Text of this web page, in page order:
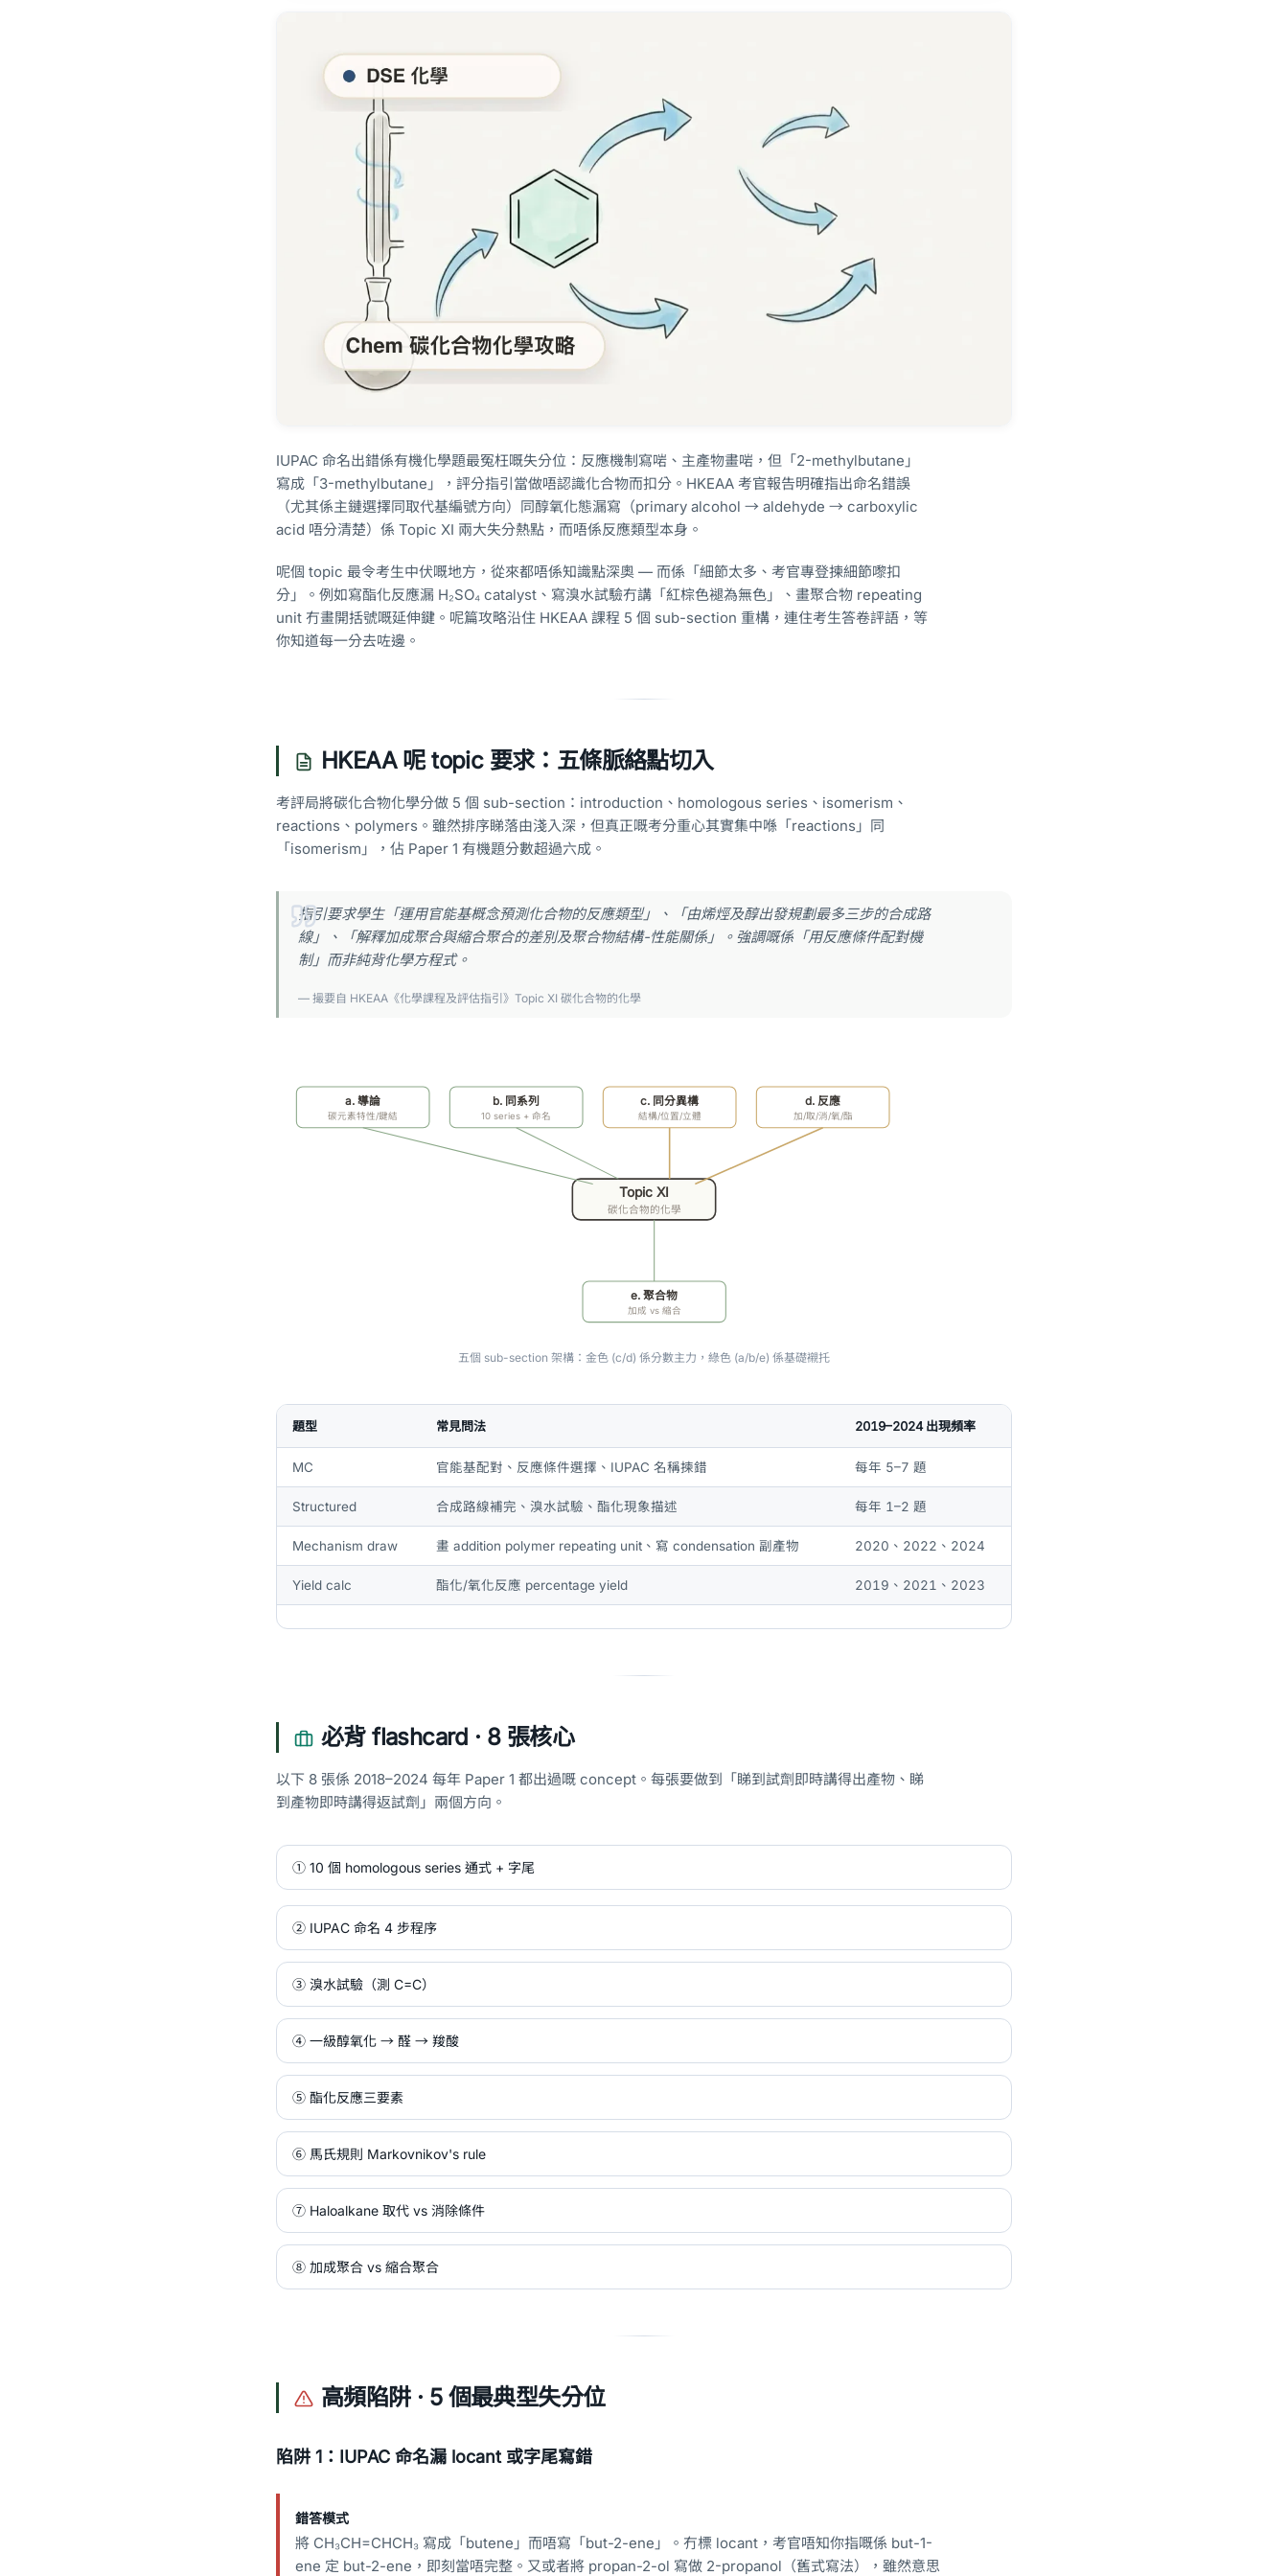
IUPAC 命名出錯係有機化學題最冤枉嘅失分位：反應機制寫啱、主產物畫啱，但「2-methylbutane」
寫成「3-methylbutane」，評分指引當做唔認識化合物而扣分。HKEAA 考官報告明確指出命名錯誤
（尤其係主鏈選擇同取代基編號方向）同醇氧化態漏寫（primary alcohol → aldehyde → carboxylic
acid 唔分清楚）係 Topic XI 兩大失分熱點，而唔係反應類型本身。
呢個 topic 最令考生中伏嘅地方，從來都唔係知識點深奧 — 而係「細節太多、考官專登揀細節嚟扣
分」。例如寫酯化反應漏 H₂SO₄ catalyst、寫溴水試驗冇講「紅棕色褪為無色」、畫聚合物 repeating
unit 冇畫開括號嘅延伸鍵。呢篇攻略沿住 HKEAA 課程 5 個 sub-section 重構，連住考生答卷評語，等
你知道每一分去咗邊。
HKEAA 呢 topic 要求：五條脈絡點切入
考評局將碳化合物化學分做 5 個 sub-section：introduction、homologous series、isomerism、
reactions、polymers。雖然排序睇落由淺入深，但真正嘅考分重心其實集中喺「reactions」同
「isomerism」，佔 Paper 1 有機題分數超過六成。
指引要求學生「運用官能基概念預測化合物的反應類型」、「由烯烴及醇出發規劃最多三步的合成路
線」、「解釋加成聚合與縮合聚合的差別及聚合物結構-性能關係」。強調嘅係「用反應條件配對機
制」而非純背化學方程式。
— 撮要自 HKEAA《化學課程及評估指引》Topic XI 碳化合物的化學
Topic XI
碳化合物的化學
a. 導論
碳元素特性/鍵結
b. 同系列
10 series + 命名
c. 同分異構
結構/位置/立體
d. 反應
加/取/消/氧/酯
e. 聚合物
加成 vs 縮合
五個 sub-section 架構：金色 (c/d) 係分數主力，綠色 (a/b/e) 係基礎襯托
題型 常見問法 2019–2024 出現頻率
MC 官能基配對、反應條件選擇、IUPAC 名稱揀錯 每年 5–7 題
Structured 合成路線補完、溴水試驗、酯化現象描述 每年 1–2 題
Mechanism draw 畫 addition polymer repeating unit、寫 condensation 副產物 2020、2022、2024
Yield calc 酯化/氧化反應 percentage yield 2019、2021、2023
必背 flashcard · 8 張核心
以下 8 張係 2018–2024 每年 Paper 1 都出過嘅 concept。每張要做到「睇到試劑即時講得出產物、睇
到產物即時講得返試劑」兩個方向。
① 10 個 homologous series 通式 + 字尾
② IUPAC 命名 4 步程序
③ 溴水試驗（測 C=C）
④ 一級醇氧化 → 醛 → 羧酸
⑤ 酯化反應三要素
⑥ 馬氏規則 Markovnikov's rule
⑦ Haloalkane 取代 vs 消除條件
⑧ 加成聚合 vs 縮合聚合
高頻陷阱 · 5 個最典型失分位
陷阱 1：IUPAC 命名漏 locant 或字尾寫錯
錯答模式
將 CH₃CH=CHCH₃ 寫成「butene」而唔寫「but-2-ene」。冇標 locant，考官唔知你指嘅係 but-1-
ene 定 but-2-ene，即刻當唔完整。又或者將 propan-2-ol 寫做 2-propanol（舊式寫法），雖然意思